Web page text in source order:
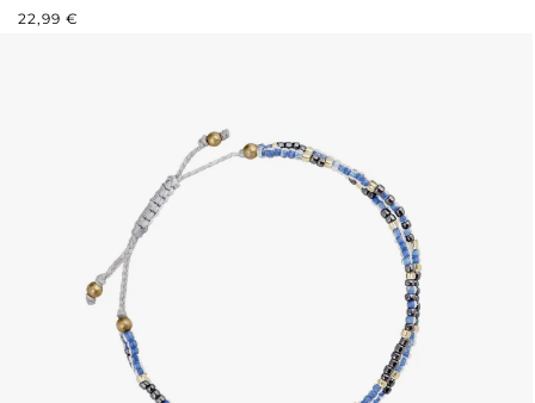
PRIX RÉGULIER :
22,99 €